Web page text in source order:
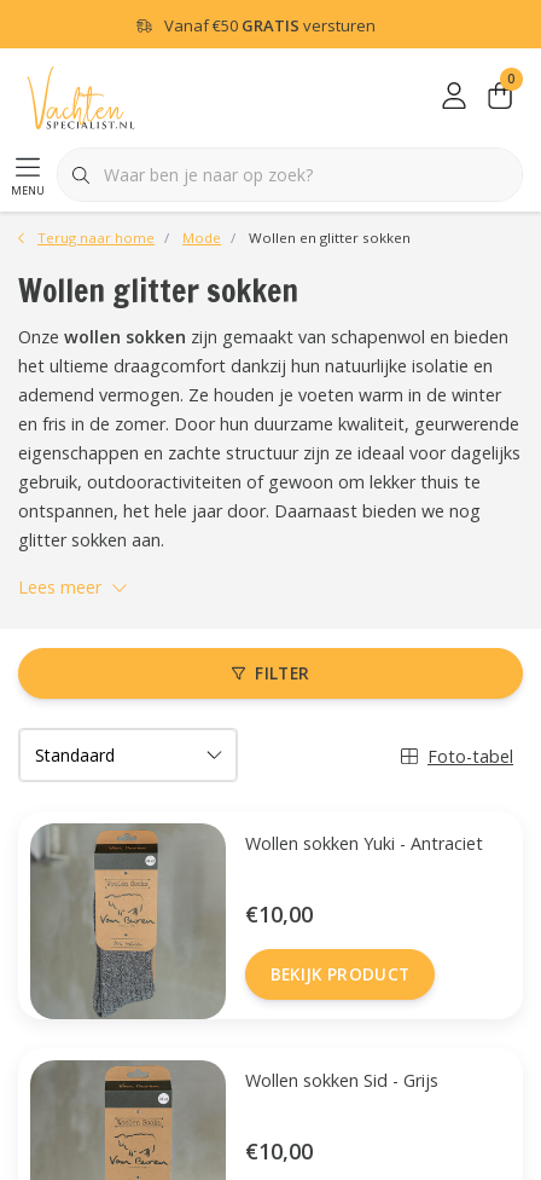
Vanaf€50 GRATIS versturen
menu
0
Terug naar home Mode Wollen en glitter sokken
Wollen glitter sokken
Onze wollen sokken zijn gemaakt van schapenwol en bieden
het ultieme draagcomfort dankzij hun natuurlijke isolatie en
ademend vermogen. Ze houden je voeten warm in de winter
en fris in de zomer. Door hun duurzame kwaliteit, geurwerende
eigenschappen en zachte structuur zijn ze ideaal voor dagelijks
gebruik, outdooractiviteiten of gewoon om lekker thuis te
ontspannen, het hele jaar door. Daarnaast bieden we nog
glitter sokken aan.
Lees meer
FILTER
Foto-tabel
Wollen sokken Yuki - Antraciet
€10,00
BEKIJK PRODUCT
Wollen sokken Sid - Grijs
€10,00